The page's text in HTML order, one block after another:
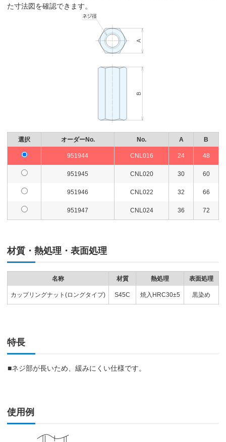
た寸法図を確認できます。
選択 オーダーNo. No. A B
951944 CNL016 24 48
951945 CNL020 30 60
951946 CNL022 32 66
951947 CNL024 36 72
材質・熱処理・表面処理
名称 材質 熱処理 表面処理
カップリングナット(ロングタイプ) S45C 焼入HRC30±5 黒染め
特長
■ネジ部が長いため、緩みにくい仕様です。
使用例